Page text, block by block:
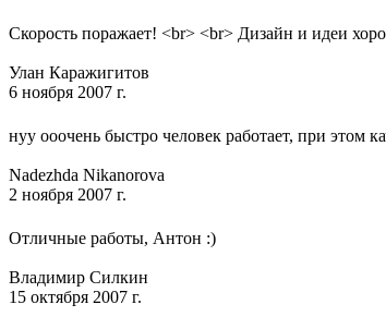
Скорость поражает! <br> <br> Дизайн и идеи
Улан Каражигитов
6 ноября 2007 г.
нуу ооочень быстро человек работает, при этом
Nadezhda Nikanorova
2 ноября 2007 г.
Отличные работы, Антон :)
Владимир Силкин
15 октября 2007 г.